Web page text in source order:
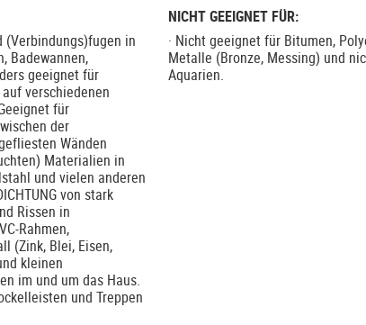
(Verbindungs)fugen in
Badewannen,
geeignet für
verschiedenen
für
der
Wänden
Materialien in
und vielen anderen
von stark
Rissen in
Rahmen,
(Zink, Blei, Eisen,
kleinen
im und um das Haus.
und Treppen
NICHT GEEIGNET FÜR:
· Nicht geeignet für Bitumen,
Metalle (Bronze, Messing) und
Aquarien.